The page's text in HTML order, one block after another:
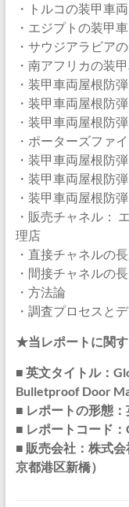
・トルコの装甲車
・エジプトの装甲
・サウジアラビア
・南アフリカの装
・装甲車両屋根防
・装甲車両屋根防
・装甲車両屋根防
・ポーターズファ
・装甲車両屋根防
・装甲車両屋根防
・装甲車両屋根防
・販売チャネル：
理店
・直接チャネルの
・間接チャネルの
・方法論
・調査プロセスと
★当レポートに関
■ 英文タイトル：
Bulletproof Door
■ レポートの形態：
■ レポートコード
■ 販売会社：株式
京都港区新橋）